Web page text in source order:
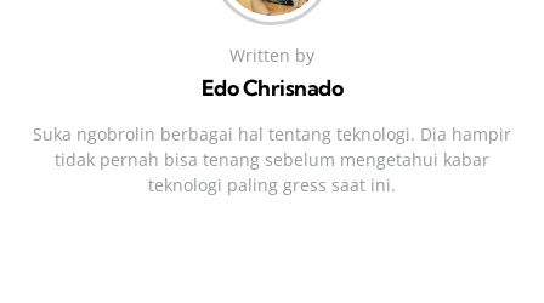
Written by
Edo Chrisnado
Suka ngobrolin berbagai hal tentang teknologi. Dia hampir
tidak pernah bisa tenang sebelum mengetahui kabar
teknologi paling gress saat ini.